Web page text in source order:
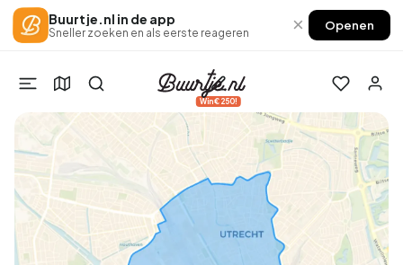
Buurtje.nl in de app
Sneller zoeken en als eerste reageren × Openen
Win €250!